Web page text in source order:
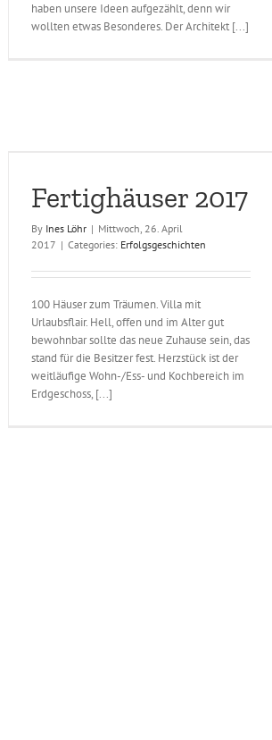
haben unsere Ideen aufgezählt, denn wir
wollten etwas Besonderes. Der Architekt [...]
Fertighäuser 2017
By Ines Löhr | Mittwoch, 26. April
2017 | Categories: Erfolgsgeschichten
100 Häuser zum Träumen. Villa mit
Urlaubsflair. Hell, offen und im Alter gut
bewohnbar sollte das neue Zuhause sein, das
stand für die Besitzer fest. Herzstück ist der
weitläufige Wohn-/Ess- und Kochbereich im
Erdgeschoss, [...]